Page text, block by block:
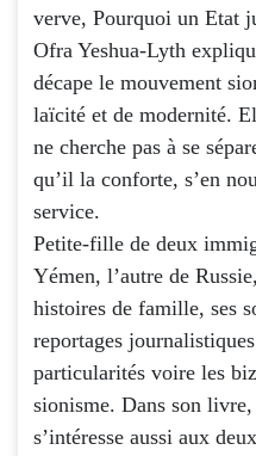
verve, Pourquoi un Etat
Ofra Yeshua-Lyth
décape le mouvement
laïcité et de modernité.
ne cherche pas à se
qu’il la conforte, s’en
service.
Petite-fille de deux
Yémen, l’autre de
histoires de famille, ses
reportages
particularités voire les
sionisme. Dans son
s’intéresse aussi aux